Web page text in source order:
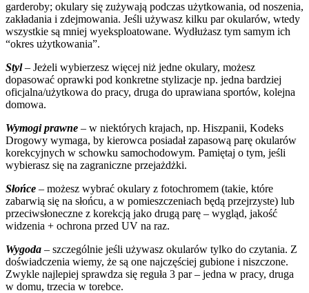
garderoby; okulary się zużywają podczas użytkowania, od noszenia,
zakładania i zdejmowania. Jeśli używasz kilku par okularów, wtedy
wszystkie są mniej wyeksploatowane. Wydłużasz tym samym ich
“okres użytkowania”.
Styl– Jeżeli wybierzesz więcej niż jedne okulary, możesz
dopasować oprawki pod konkretne stylizacje np. jedna bardziej
oficjalna/użytkowa do pracy, druga do uprawiana sportów, kolejna
domowa.
Wymogi prawne – w niektórych krajach, np. Hiszpanii, Kodeks
Drogowy wymaga, by kierowca posiadał zapasową parę okularów
korekcyjnych w schowku samochodowym. Pamiętaj o tym, jeśli
wybierasz się na zagraniczne przejażdżki.
Słońce – możesz wybrać okulary z fotochromem (takie, które
zabarwią się na słońcu, a w pomieszczeniach będą przejrzyste) lub
przeciwsłoneczne z korekcją jako drugą parę – wygląd, jakość
widzenia + ochrona przed UV na raz.
Wygoda – szczególnie jeśli używasz okularów tylko do czytania. Z
doświadczenia wiemy, że są one najczęściej gubione i niszczone.
Zwykle najlepiej sprawdza się reguła 3 par – jedna w pracy, druga
w domu, trzecia w torebce.